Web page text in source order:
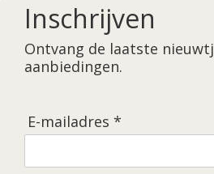
Inschrijven
Ontvang de laatste
aanbiedingen.
E-mailadres *